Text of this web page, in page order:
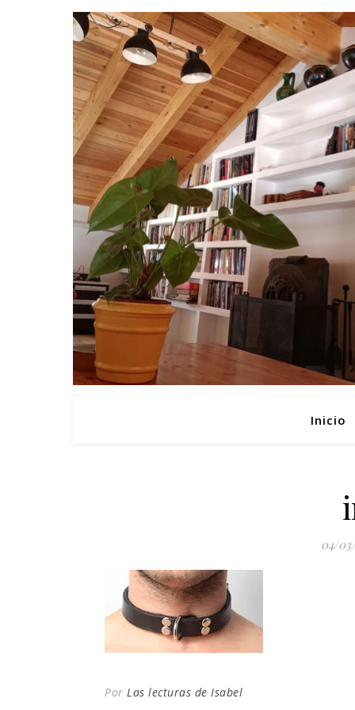
Inicio
04/
Por Las lecturas de Isabel